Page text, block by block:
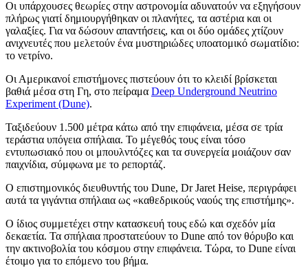
Οι υπάρχουσες θεωρίες στην αστρονομία αδυνατούν να εξηγήσουν
πλήρως γιατί δημιουργήθηκαν οι πλανήτες, τα αστέρια και οι
γαλαξίες. Για να δώσουν απαντήσεις, και οι δύο ομάδες χτίζουν
ανιχνευτές που μελετούν ένα μυστηριώδες υποατομικό σωματίδιο:
το νετρίνο.
Οι Αμερικανοί επιστήμονες πιστεύουν ότι το κλειδί βρίσκεται
βαθιά μέσα στη Γη, στο πείραμα Deep Underground Neutrino
Experiment (Dune).
Ταξιδεύουν 1.500 μέτρα κάτω από την επιφάνεια, μέσα σε τρία
τεράστια υπόγεια σπήλαια. Το μέγεθός τους είναι τόσο
εντυπωσιακό που οι μπουλντόζες και τα συνεργεία μοιάζουν σαν
παιχνίδια, σύμφωνα με το ρεπορτάζ.
Ο επιστημονικός διευθυντής του Dune, Dr Jaret Heise, περιγράφει
αυτά τα γιγάντια σπήλαια ως «καθεδρικούς ναούς της επιστήμης».
Ο ίδιος συμμετέχει στην κατασκευή τους εδώ και σχεδόν μία
δεκαετία. Τα σπήλαια προστατεύουν το Dune από τον θόρυβο και
την ακτινοβολία του κόσμου στην επιφάνεια. Τώρα, το Dune είναι
έτοιμο για το επόμενο του βήμα.